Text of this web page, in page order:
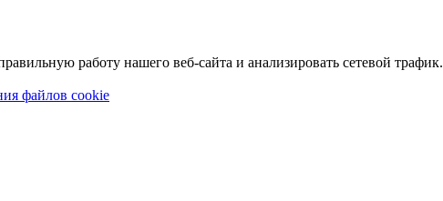
работу нашего веб-сайта и анализировать сетевой трафик.
файлов cookie